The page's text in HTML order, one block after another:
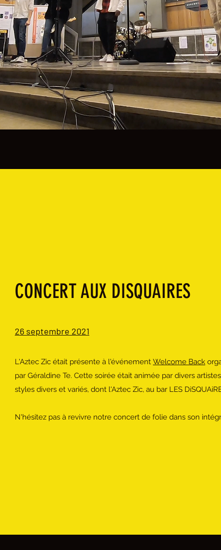
CONCERT AUX DISQUAIRES
26 septembre 2021
L'Aztec Zic était présente à l'événement Welcome Back
par Géraldine Te. Cette soirée était animée par divers
styles divers et variés, dont l'Aztec Zic, au bar LES
N'hésitez pas à revivre notre concert de folie dans son